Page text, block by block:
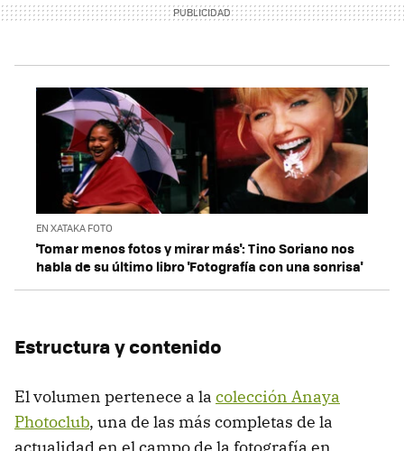
EN XATAKA FOTO
'Tomar menos fotos y mirar más': Tino Soriano nos
habla de su último libro 'Fotografía con una sonrisa'
Estructura y contenido
El volumen pertenece a la colección Anaya
Photoclub, una de las más completas de la